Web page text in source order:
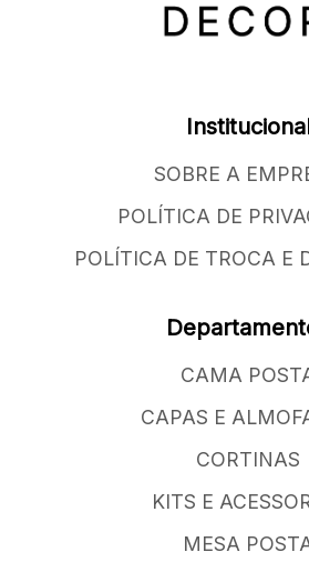
SOBRE A
POLÍTICA DE
POLÍTICA DE TROCA E
CAMA
CAPAS E
CORTINAS
KITS E
MESA